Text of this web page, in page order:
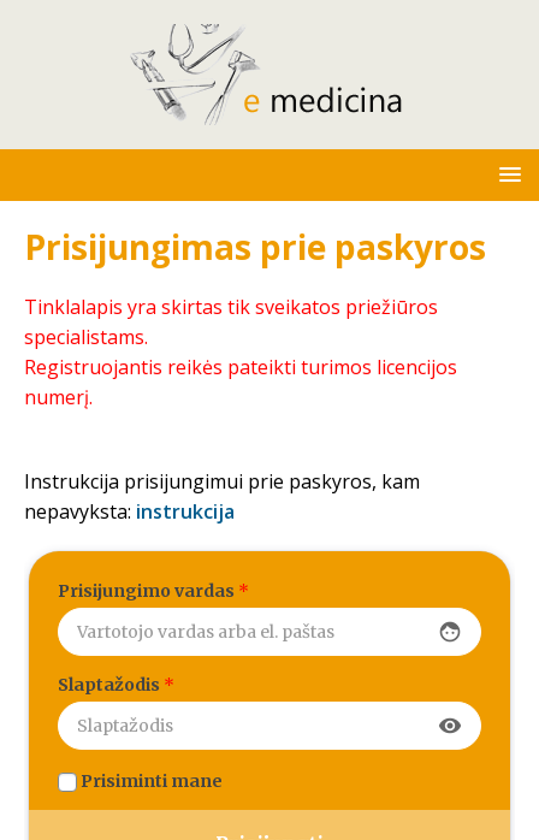
Prisijungimas prie paskyros
Tinklalapis yra skirtas tik sveikatos priežiūros
specialistams.
Registruojantis reikės pateikti turimos licencijos
numerį.
Instrukcija prisijungimui prie paskyros, kam
nepavyksta: instrukcija
Prisijungimo vardas *
face
Slaptažodis *
visibility
Prisiminti mane